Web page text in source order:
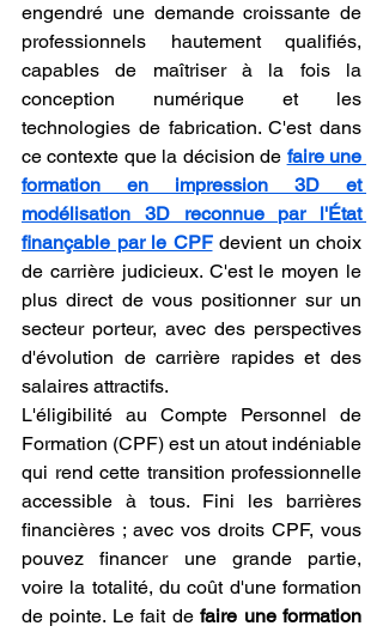
engendré une demande croissante de
professionnels hautement qualifiés,
capables de maîtriser à la fois la
conception numérique et les
technologies de fabrication. C'est dans
ce contexte que la décision de faire une
formation en impression 3D et
modélisation 3D reconnue par l'État
finançable par le CPF devient un choix
de carrière judicieux. C'est le moyen le
plus direct de vous positionner sur un
secteur porteur, avec des perspectives
d'évolution de carrière rapides et des
salaires attractifs.
L'éligibilité au Compte Personnel de
Formation (CPF) est un atout indéniable
qui rend cette transition professionnelle
accessible à tous. Fini les barrières
financières ; avec vos droits CPF, vous
pouvez financer une grande partie,
voire la totalité, du coût d'une formation
de pointe. Le fait de faire une formation